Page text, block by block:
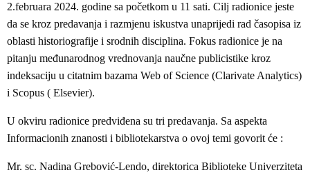
2.februara 2024. godine sa početkom u 11 sati. Cilj radionice jeste
da se kroz predavanja i razmjenu iskustva unaprijedi rad časopisa iz
oblasti historiografije i srodnih disciplina. Fokus radionice je na
pitanju međunarodnog vrednovanja naučne publicistike kroz
indeksaciju u citatnim bazama Web of Science (Clarivate Analytics)
i Scopus ( Elsevier).
U okviru radionice predviđena su tri predavanja. Sa aspekta
Informacionih znanosti i bibliotekarstva o ovoj temi govorit će :
Mr. sc. Nadina Grebović-Lendo, direktorica Biblioteke Univerziteta